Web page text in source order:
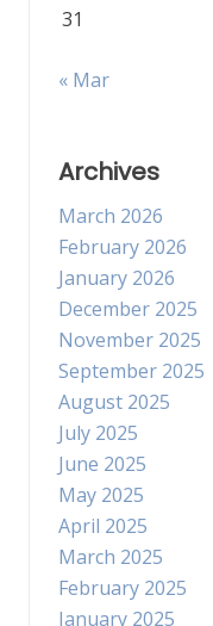
31
« Mar
Archives
March 2026
February 2026
January 2026
December 2025
November 2025
September 2025
August 2025
July 2025
June 2025
May 2025
April 2025
March 2025
February 2025
January 2025